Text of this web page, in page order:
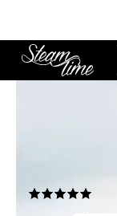
Steam time
E-Zigarette